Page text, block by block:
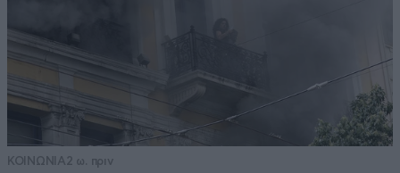
ΚΟΙΝΩΝΙΑ2 ω. πριν